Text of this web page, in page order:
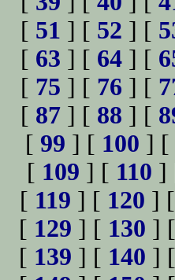
[ 51 ] [ 52 ] [
[ 63 ] [ 64 ] [
[ 75 ] [ 76 ] [
[ 87 ] [ 88 ] [
[ 99 ] [ 100 ] [
[ 109 ] [ 110 ]
[ 119 ] [ 120 ] [
[ 129 ] [ 130 ] [
[ 139 ] [ 140 ] [